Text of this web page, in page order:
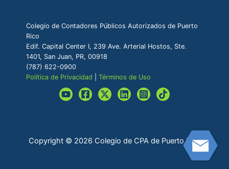
Colegio de Contadores Públicos Autorizados de Puerto
Rico
Edif. Capital Center I, 239 Ave. Arterial Hostos, Ste.
1401, San Juan, PR, 00918
(787) 622-0900
Política de Privacidad |Términos de Uso
Copyright © 2026 Colegio de CPA de Puerto Rico